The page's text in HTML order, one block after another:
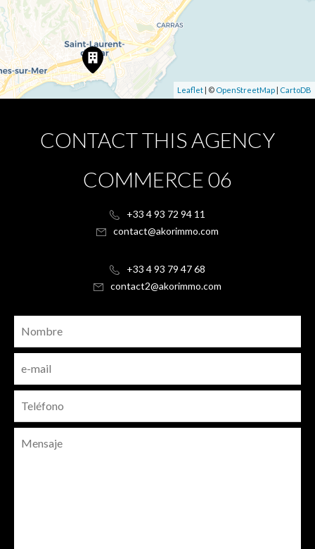
Leaflet | © OpenStreetMap | CartoDB
CONTACT THIS AGENCY
COMMERCE 06
+33 4 93 72 94 11
contact@akorimmo.com
+33 4 93 79 47 68
contact2@akorimmo.com